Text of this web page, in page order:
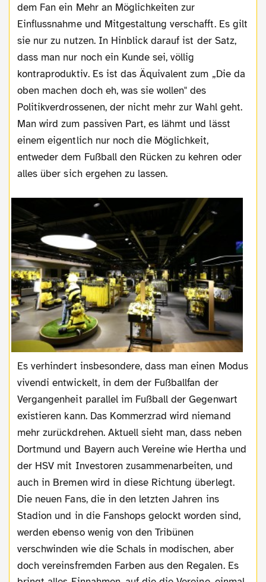
dem Fan ein Mehr an Möglichkeiten zur
Einflussnahme und Mitgestaltung verschafft. Es gilt
sie nur zu nutzen. In Hinblick darauf ist der Satz,
dass man nur noch ein Kunde sei, völlig
kontraproduktiv. Es ist das Äquivalent zum „Die da
oben machen doch eh, was sie wollen" des
Politikverdrossenen, der nicht mehr zur Wahl geht.
Man wird zum passiven Part, es lähmt und lässt
einem eigentlich nur noch die Möglichkeit,
entweder dem Fußball den Rücken zu kehren oder
alles über sich ergehen zu lassen.
Es verhindert insbesondere, dass man einen Modus
vivendi entwickelt, in dem der Fußballfan der
Vergangenheit parallel im Fußball der Gegenwart
existieren kann. Das Kommerzrad wird niemand
mehr zurückdrehen. Aktuell sieht man, dass neben
Dortmund und Bayern auch Vereine wie Hertha und
der HSV mit Investoren zusammenarbeiten, und
auch in Bremen wird in diese Richtung überlegt.
Die neuen Fans, die in den letzten Jahren ins
Stadion und in die Fanshops gelockt worden sind,
werden ebenso wenig von den Tribünen
verschwinden wie die Schals in modischen, aber
doch vereinsfremden Farben aus den Regalen. Es